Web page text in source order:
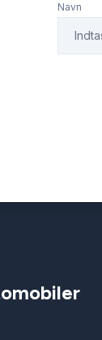
Navn